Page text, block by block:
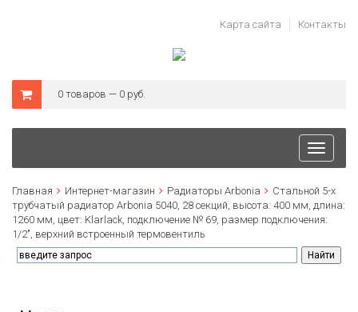
Карта сайта Контакты
0 товаров — 0 руб.
Toggle
Главная Интернет-магазин Радиаторы Arbonia
Стальной 5-х
трубчатый радиатор Arbonia 5040, 28 секций, высота: 400 мм, длина:
1260 мм, цвет: Klarlack, подключение № 69, размер подключения:
1/2", верхний встроенный термовентиль